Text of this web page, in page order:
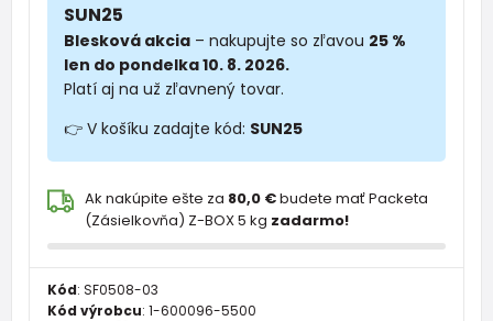
SUN25
Blesková akcia – nakupujte so zľavou 25 %
len do pondelka 10. 8. 2026.
Platí aj na už zľavnený tovar.
👉 V košíku zadajte kód: SUN25
Ak nakúpite ešte za 80,0 €budete mať Packeta
(Zásielkovňa) Z-BOX 5 kg zadarmo!
Kód: SF0508-03
Kód výrobcu: 1-600096-5500